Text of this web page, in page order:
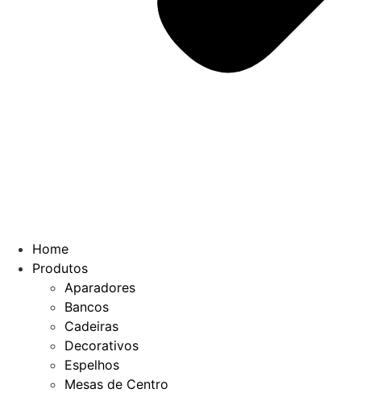
Home
Produtos
Aparadores
Bancos
Cadeiras
Decorativos
Espelhos
Mesas de Centro